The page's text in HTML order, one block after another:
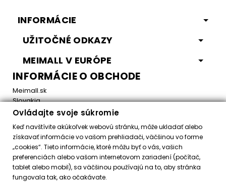
INFORMÁCIE
UŽITOČNÉ ODKAZY
MEIMALL V EURÓPE
INFORMÁCIE O OBCHODE
Meimall.sk
Slovakia
Email:office@meimall.sk
Control your Privacy
Ovládajte svoje súkromie
Keď navštívite akúkoľvek webovú stránku, môže ukladať alebo
získavať informácie vo vašom prehliadači, väčšinou vo forme
„cookies“. Tieto informácie, ktoré môžu byť o vás, vašich
preferenciách alebo vašom internetovom zariadení (počítač,
tablet alebo mobil), sa väčšinou používajú na to, aby stránka
fungovala tak, ako očakávate.